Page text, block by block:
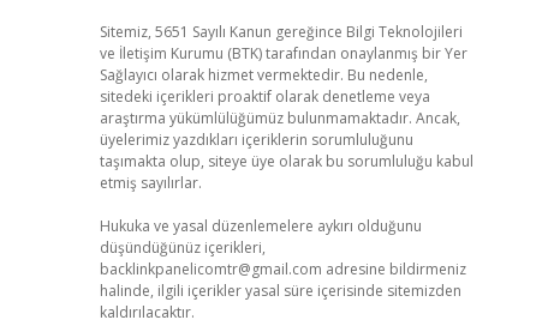
Sitemiz, 5651 Sayılı Kanun gereğince Bilgi Teknolojileri
ve İletişim Kurumu (BTK) tarafından onaylanmış bir Yer
Sağlayıcı olarak hizmet vermektedir. Bu nedenle,
sitedeki içerikleri proaktif olarak denetleme veya
araştırma yükümlülüğümüz bulunmamaktadır. Ancak,
üyelerimiz yazdıkları içeriklerin sorumluluğunu
taşımakta olup, siteye üye olarak bu sorumluluğu kabul
etmiş sayılırlar.
Hukuka ve yasal düzenlemelere aykırı olduğunu
düşündüğünüz içerikleri,
backlinkpanelicomtr@gmail.com adresine bildirmeniz
halinde, ilgili içerikler yasal süre içerisinde sitemizden
kaldırılacaktır.